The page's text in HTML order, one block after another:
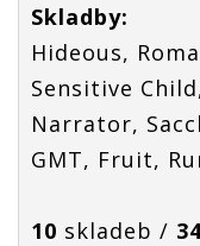
Skladby:
Hideous,
Sensitive
Narrator,
GMT, Fruit,
10 skladeb /